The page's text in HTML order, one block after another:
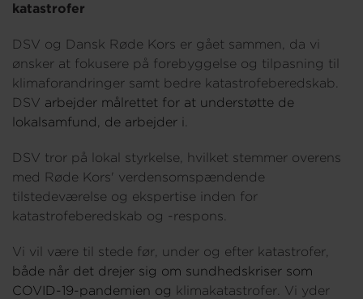
Genbrug
Om os
katastrofer
DSV og Dansk Røde Kors er gået sammen, da vi
ønsker at fokusere på forebyggelse og tilpasning til
klimaforandringer samt bedre katastrofeberedskab.
DSV arbejder målrettet for at understøtte de
lokalsamfund, de arbejder i.
DSV tror på lokal styrkelse, hvilket stemmer overens
med Røde Kors' verdensomspændende
tilstedeværelse og ekspertise inden for
katastrofeberedskab og -respons.
Vi vil være til stede før, under og efter katastrofer,
både når det drejer sig om sundhedskriser som
COVID-19-pandemien og klimakatastrofer. Vi yder